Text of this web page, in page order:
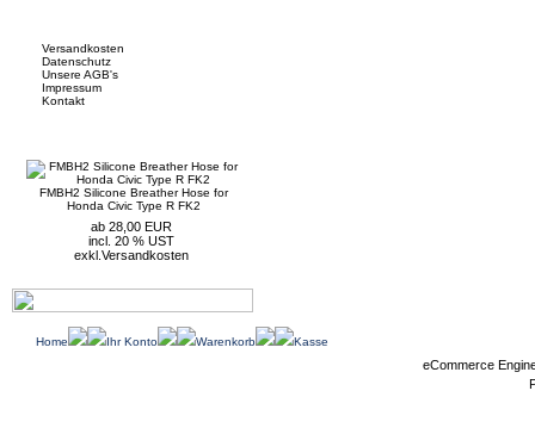
Versandkosten
Datenschutz
Unsere AGB's
Impressum
Kontakt
FMBH2 Silicone Breather Hose for
Honda Civic Type R FK2
ab 28,00 EUR
incl. 20 % UST
exkl. Versandkosten
Home Ihr Konto Warenkorb Kasse
eCommerce